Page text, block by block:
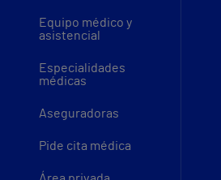
Equipo médico y
asistencial
Especialidades
médicas
Aseguradoras
Pide cita médica